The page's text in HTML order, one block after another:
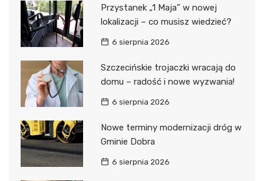
Przystanek „1 Maja” w nowej
lokalizacji – co musisz wiedzieć?
6 sierpnia 2026
Szczecińskie trojaczki wracają do
domu – radość i nowe wyzwania!
6 sierpnia 2026
Nowe terminy modernizacji dróg w
Gminie Dobra
6 sierpnia 2026